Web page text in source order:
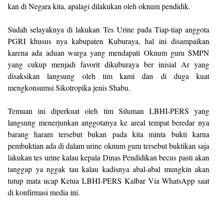
kan di Negara kita, apalagi dilakukan oleh oknum pendidik.
Sudah selayaknya di lakukan Tes Urine pada Tiap-tiap anggota
PGRI khusus nya kabupaten Kuburaya, hal ini disampaikan
karena ada aduan warga yang mendapati Oknum guru SMPN
yang cukup menjadi favorit dikuburaya ber inisial Ar yang
disaksikan langsung oleh tim kami dan di duga kuat
mengkonsumsi Sikotropika jenis Shabu.
Temuan ini diperkuat oleh tim Siluman LBHI-PERS yang
langsung menerjunkan anggotanya ke areal tempat beredar nya
barang haram tersebut bukan pada kita minta bukti karna
pembuktian ada di dalam urine oknum guru tersebut buktikan saja
lakukan tes urine kalau kepala Dinas Pendidikan becus pasti akan
tanggap ya nggak tau kalau kadisnya abal-abal mungkin akan
tutup mata ucap Ketua LBHI-PERS Kalbar Via WhatsApp saat
di konfirmasi media ini.